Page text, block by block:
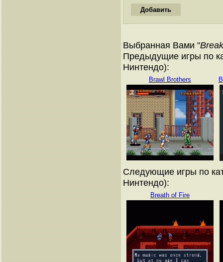
Выбранная Вами "
Предыдущие игры по
Нинтендо):
Brawl Brothers
Следующие игры по
Нинтендо):
Breath of Fire